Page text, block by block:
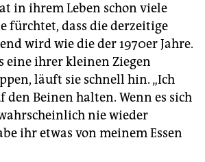
in ihrem Leben schon viele
fürchtet, dass die derzeitige
wird wie die der 1970er Jahre.
eine ihrer kleinen Ziegen
läuft sie schnell hin. „Ich
den Beinen halten. Wenn es sich
nie wieder
ihr etwas von meinem Essen